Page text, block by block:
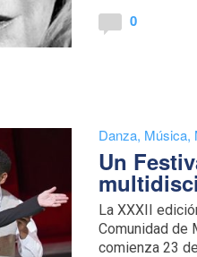
0
Danza, Música,
Un
La XXXII
Comunidad de
comienza 23